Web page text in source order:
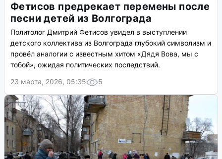
Фетисов предрекает перемены после
песни детей из Волгограда
Политолог Дмитрий Фетисов увидел в выступлении
детского коллектива из Волгограда глубокий символизм и
провёл аналогии с известным хитом «Дядя Вова, мы с
тобой», ожидая политических последствий.
23 марта, 2026, 05:35
5